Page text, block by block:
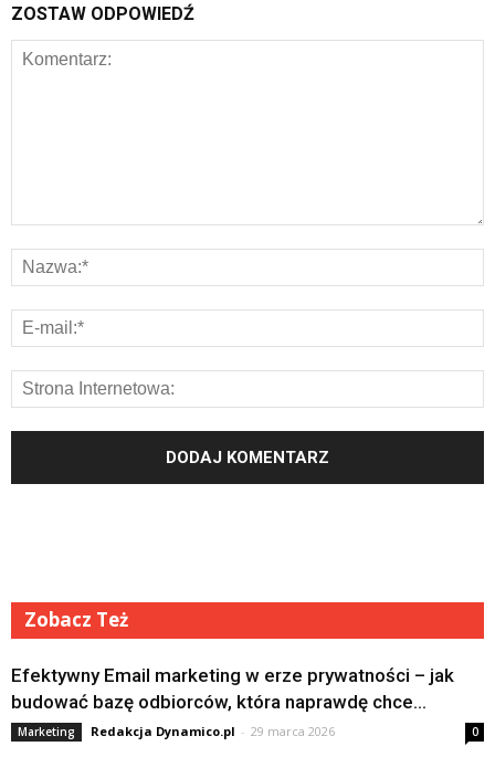
ZOSTAW ODPOWIEDŹ
Zobacz Też
Efektywny Email marketing w erze prywatności – jak
budować bazę odbiorców, która naprawdę chce...
Marketing Redakcja Dynamico.pl - 29 marca 2026 0